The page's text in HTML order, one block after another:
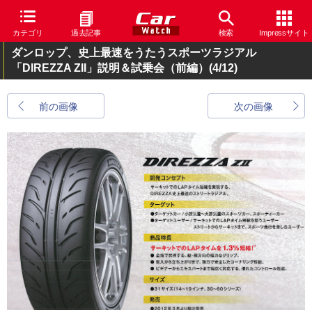
カテゴリ 過去記事 検索 Impressサイト
ダンロップ、史上最速をうたうスポーツラジアル
「DIREZZA ZII」説明＆試乗会（前編） (4/12)
前の画像 次の画像